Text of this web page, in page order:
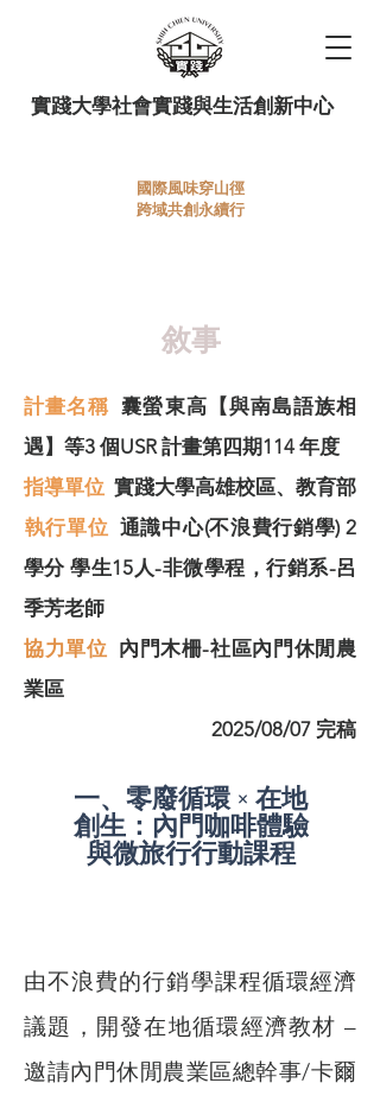
實踐大學社會實踐與生活創新中心
國際風味穿山徑
跨域共創永續行
敘事
計畫名稱 囊螢東高【與南島語族相
遇】等3 個USR 計畫第四期114 年度
指導單位 實踐大學高雄校區、教育部
​執行單位 通識中心(不浪費行銷學) 2
學分 學生15人-非微學程，行銷系-呂
季芳老師
協力單位 內門木柵-社區內門休閒農
業區
2025/08/07 完稿
一、零廢循環 × 在地
創生：內門咖啡體驗
與微旅行行動課程
由不浪費的行銷學課程循環經濟
議題，開發在地循環經濟教材 –
邀請內門休閒農業區總幹事/卡爾